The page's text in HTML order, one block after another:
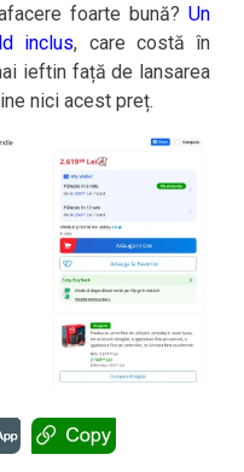
foarte bună?Un
inclus, care costă în
ieftin față de lansarea
nici acest preț.